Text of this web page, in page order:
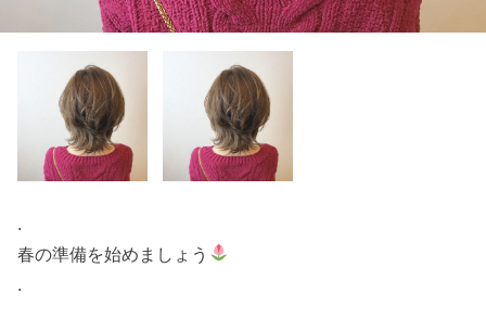
春の準備を始めましょう